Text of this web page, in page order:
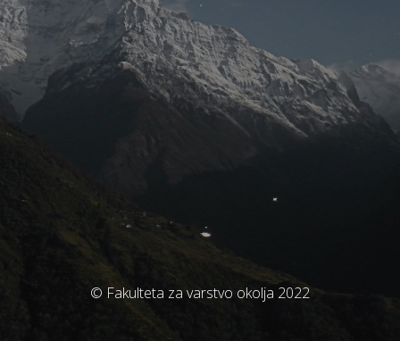
© Fakulteta za varstvo okolja 2022